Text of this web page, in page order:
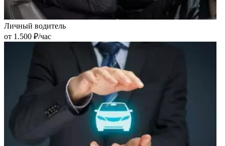
Личный водитель
от 1.500 ₽/час